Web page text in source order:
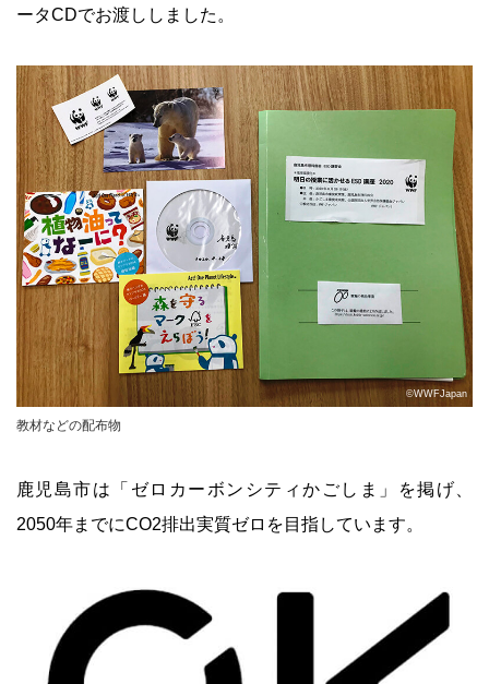
ータCDでお渡ししました。
©WWFJapan
教材などの配布物
鹿児島市は「ゼロカーボンシティかごしま」を掲げ、
2050年までにCO2排出実質ゼロを目指しています。